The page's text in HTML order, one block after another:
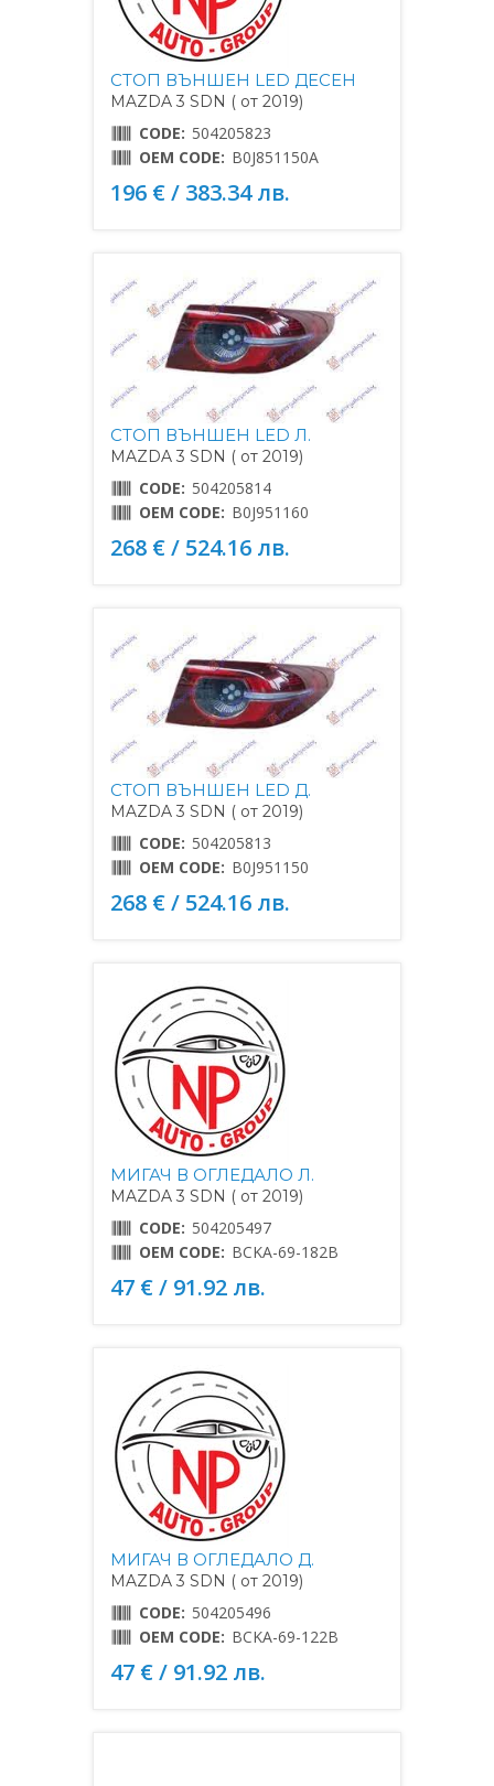
СТОП ВЪНШЕН LED ДЕСЕН
MAZDA 3 SDN ( от 2019)
CODE: 504205823
OEM CODE: B0J851150A
196 € / 383.34 лв.
СТОП ВЪНШЕН LED Л.
MAZDA 3 SDN ( от 2019)
CODE: 504205814
OEM CODE: B0J951160
268 € / 524.16 лв.
СТОП ВЪНШЕН LED Д.
MAZDA 3 SDN ( от 2019)
CODE: 504205813
OEM CODE: B0J951150
268 € / 524.16 лв.
МИГАЧ В ОГЛЕДАЛО Л.
MAZDA 3 SDN ( от 2019)
CODE: 504205497
OEM CODE: BCKA-69-182B
47 € / 91.92 лв.
МИГАЧ В ОГЛЕДАЛО Д.
MAZDA 3 SDN ( от 2019)
CODE: 504205496
OEM CODE: BCKA-69-122B
47 € / 91.92 лв.